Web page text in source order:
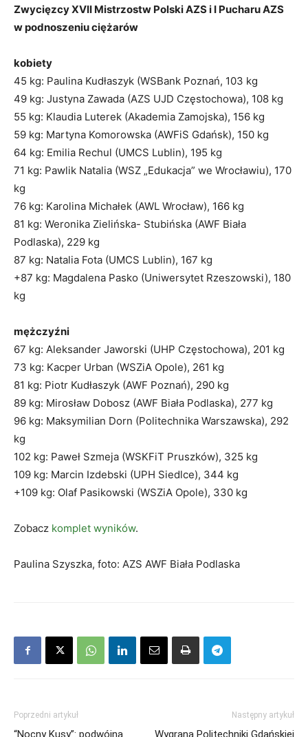
Zwycięzcy XVII Mistrzostw Polski AZS i I Pucharu AZS
w podnoszeniu ciężarów
kobiety
45 kg: Paulina Kudłaszyk (WSBank Poznań, 103 kg
49 kg: Justyna Zawada (AZS UJD Częstochowa), 108 kg
55 kg: Klaudia Luterek (Akademia Zamojska), 156 kg
59 kg: Martyna Komorowska (AWFiS Gdańsk), 150 kg
64 kg: Emilia Rechul (UMCS Lublin), 195 kg
71 kg: Pawlik Natalia (WSZ „Edukacja” we Wrocławiu), 170
kg
76 kg: Karolina Michałek (AWL Wrocław), 166 kg
81 kg: Weronika Zielińska- Stubińska (AWF Biała
Podlaska), 229 kg
87 kg: Natalia Fota (UMCS Lublin), 167 kg
+87 kg: Magdalena Pasko (Uniwersytet Rzeszowski), 180
kg
mężczyźni
67 kg: Aleksander Jaworski (UHP Częstochowa), 201 kg
73 kg: Kacper Urban (WSZiA Opole), 261 kg
81 kg: Piotr Kudłaszyk (AWF Poznań), 290 kg
89 kg: Mirosław Dobosz (AWF Biała Podlaska), 277 kg
96 kg: Maksymilian Dorn (Politechnika Warszawska), 292
kg
102 kg: Paweł Szmeja (WSKFiT Pruszków), 325 kg
109 kg: Marcin Izdebski (UPH Siedlce), 344 kg
+109 kg: Olaf Pasikowski (WSZiA Opole), 330 kg
Zobacz komplet wyników.
Paulina Szyszka, foto: AZS AWF Biała Podlaska
Poprzedni artykuł
“Nocny Kusy”: podwójna
Następny artykuł
Wygrana Politechniki Gdańskiej